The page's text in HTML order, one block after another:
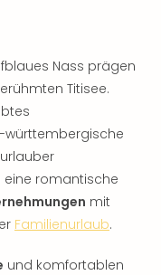
Nass prägen
Titisee.
württembergische
eine romantische
mit
Familienurlaub.
und komfortablen